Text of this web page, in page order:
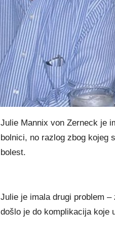
t
Julie Mannix von Zerneck je
bolnici, no razlog zbog kojeg
bolest.
Julie je imala drugi problem
došlo je do komplikacija koje